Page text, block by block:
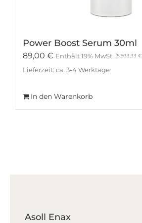
Power Boost Serum 30ml
89,00 € Enthält 19% MwSt. (5.933,33€
Lieferzeit: ca. 3-4 Werktage
In den Warenkorb
Asoll Enax